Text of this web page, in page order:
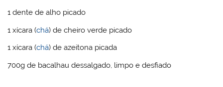
1 dente de alho picado
1 xícara (chá) de cheiro verde picado
1 xícara (chá) de azeitona picada
700g de bacalhau dessalgado, limpo e desfiado